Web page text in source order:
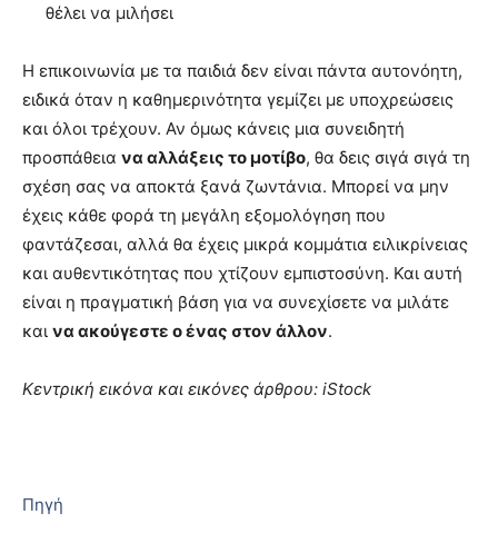
θέλει να μιλήσει
Η επικοινωνία με τα παιδιά δεν είναι πάντα αυτονόητη,
ειδικά όταν η καθημερινότητα γεμίζει με υποχρεώσεις
και όλοι τρέχουν. Αν όμως κάνεις μια συνειδητή
προσπάθεια να αλλάξεις το μοτίβο, θα δεις σιγά σιγά τη
σχέση σας να αποκτά ξανά ζωντάνια. Μπορεί να μην
έχεις κάθε φορά τη μεγάλη εξομολόγηση που
φαντάζεσαι, αλλά θα έχεις μικρά κομμάτια ειλικρίνειας
και αυθεντικότητας που χτίζουν εμπιστοσύνη. Και αυτή
είναι η πραγματική βάση για να συνεχίσετε να μιλάτε
και να ακούγεστε ο ένας στον άλλον.
Κεντρική εικόνα και εικόνες άρθρου: iStock
Πηγή